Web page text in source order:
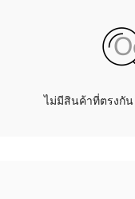
ไม่มีสินค้าที่ตรงกัน